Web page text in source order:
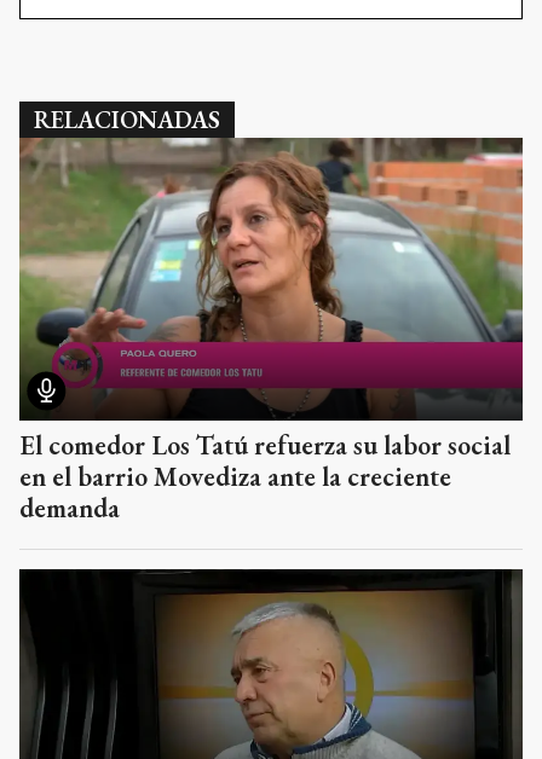
RELACIONADAS
El comedor Los Tatú refuerza su labor social
en el barrio Movediza ante la creciente
demanda